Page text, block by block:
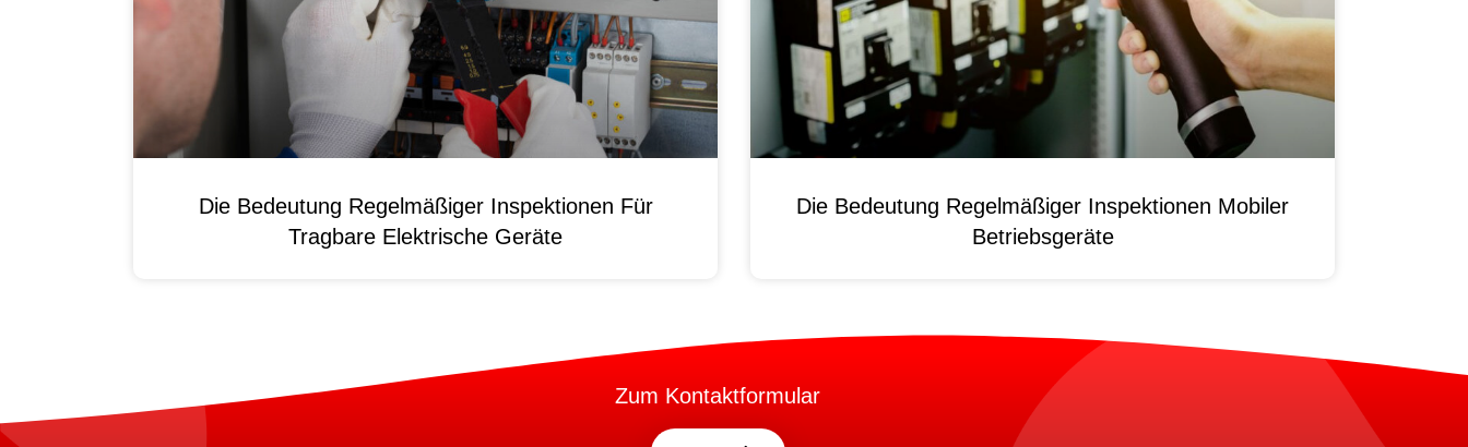
Die Bedeutung Regelmäßiger Inspektionen Für
Tragbare Elektrische Geräte
Die Bedeutung Regelmäßiger Inspektionen Mobiler
Betriebsgeräte
Zum Kontaktformular